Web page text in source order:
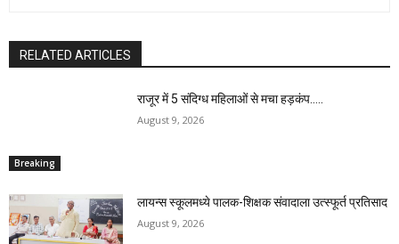
RELATED ARTICLES
Breaking
राजूर में 5 संदिग्ध महिलाओं से मचा हड़कंप…..
August 9, 2026
लायन्स स्कूलमध्ये पालक-शिक्षक संवादाला उत्स्फूर्त प्रतिसाद
August 9, 2026